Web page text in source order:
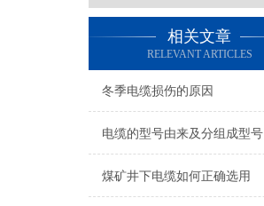
相关文章
RELEVANT ARTICLES
冬季电缆损伤的原因
电缆的型号由来及分组成型号
煤矿井下电缆如何正确选用